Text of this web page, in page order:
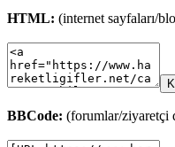
HTML: (internet sayfaları/
BBCode: (forumlar/ziyaretçi